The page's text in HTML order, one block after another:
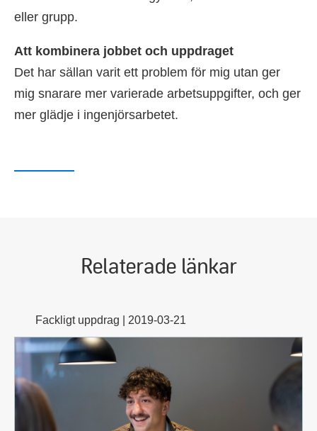
eller grupp.
Att kombinera jobbet och uppdraget
Det har sällan varit ett problem för mig utan ger
mig snarare mer varierade arbetsuppgifter, och ger
mer glädje i ingenjörsarbetet.
Relaterade länkar
Fackligt uppdrag | 2019-03-21